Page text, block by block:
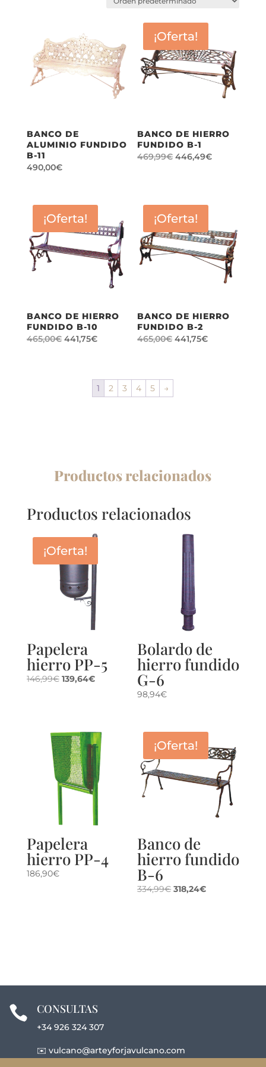
BANCO DE
ALUMINIO FUNDIDO
B-11
490,00€
¡Oferta!
BANCO DE HIERRO
FUNDIDO B-1
469,99€ El
446,49€El
¡Oferta!
BANCO DE HIERRO
FUNDIDO B-10
465,00€ El
465,00€.
441,75€El
es:
441,75€.
¡Oferta!
BANCO DE HIERRO
FUNDIDO B-2
465,00€ El
441,75€El
1 2 3 4 5 →
Productos relacionados
Productos relacionados
¡Oferta!
Papelera
hierro PP-5
146,99€ El
146,99€.
139,64€El
139,64€.
Bolardo de
hierro fundido
G-6
98,94€
Papelera
hierro PP-4
186,90€
¡Oferta!
Banco de
hierro fundido
B-6
334,99€ El
318,24€El
 CONSULTAS
+34 926 324 307
✉️ vulcano@arteyforjavulcano.com